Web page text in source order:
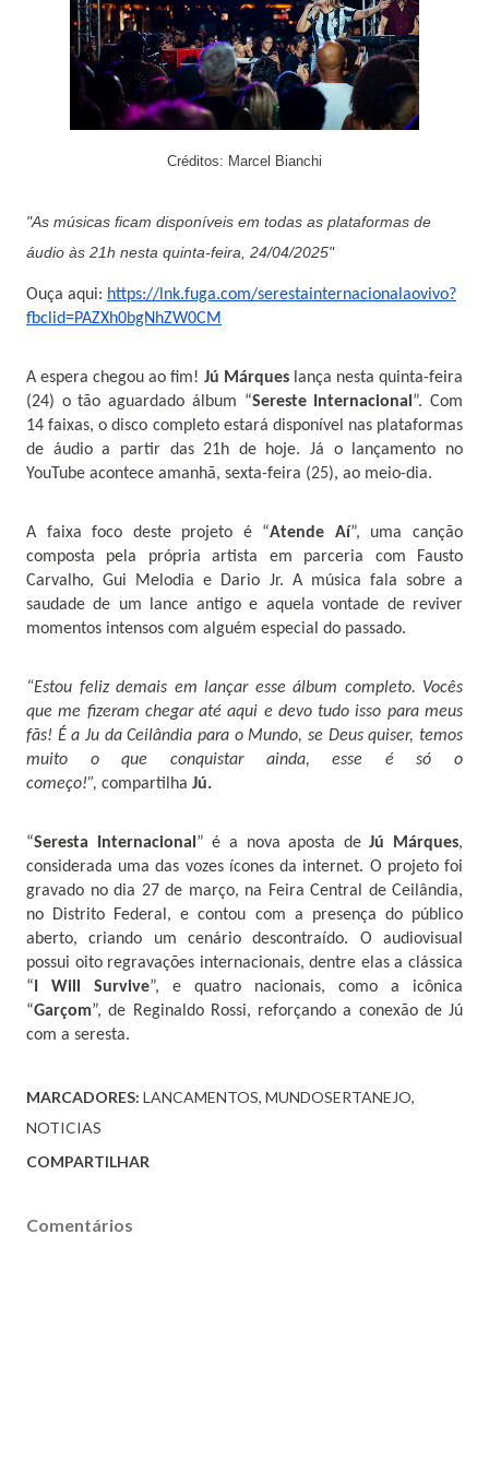
Créditos: Marcel Bianchi
"As músicas ficam disponíveis em todas as plataformas de
áudio às 21h nesta quinta-feira, 24/04/2025"
Ouça aqui: https://lnk.fuga.com/serestainternacionalaovivo?
fbclid=PAZXh0bgNhZW0CM
A espera chegou ao fim! Jú Márqueslança nesta quinta-feira
(24) o tão aguardado álbum “Sereste Internacional ”. Com
14 faixas, o disco completo estará disponível nas plataformas
de áudio a partir das 21h de hoje. Já o lançamento no
YouTube acontece amanhã, sexta-feira (25), ao meio-dia.
A faixa foco deste projeto é “Atende Aí”, uma canção
composta pela própria artista em parceria com Fausto
Carvalho, Gui Melodia e Dario Jr. A música fala sobre a
saudade de um lance antigo e aquela vontade de reviver
momentos intensos com alguém especial do passado.
“Estou feliz demais em lançar esse álbum completo. Vocês
que me fizeram chegar até aqui e devo tudo isso para meus
fãs! É a Ju da Ceilândia para o Mundo, se Deus quiser, temos
muito o que conquistar ainda, esse é só o
começo!”, compartilha Jú.
“Seresta Internacional ” é a nova aposta deJú Márques,
considerada uma das vozes ícones da internet. O projeto foi
gravado no dia 27 de março, na Feira Central de Ceilândia,
no Distrito Federal, e contou com a presença do público
aberto, criando um cenário descontraído. O audiovisual
possui oito regravações internacionais, dentre elas a clássica
“ I Will Survive”, e quatro nacionais, como a icônica
“Garçom”, de Reginaldo Rossi, reforçando a conexão de Jú
com a seresta.
MARCADORES: LANCAMENTOS MUNDOSERTANEJO
NOTICIAS
COMPARTILHAR
Comentários